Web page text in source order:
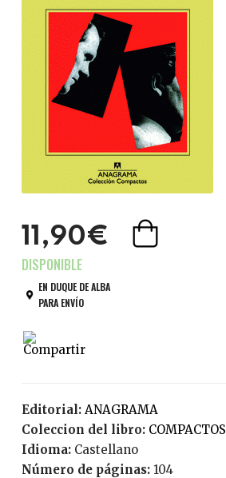
11,90€
EN DUQUE DE ALBA
PARA ENVÍO
Editorial:
ANAGRAMA
Coleccion del libro:
COMPACTOS
Idioma:
Castellano
Número de páginas: 104